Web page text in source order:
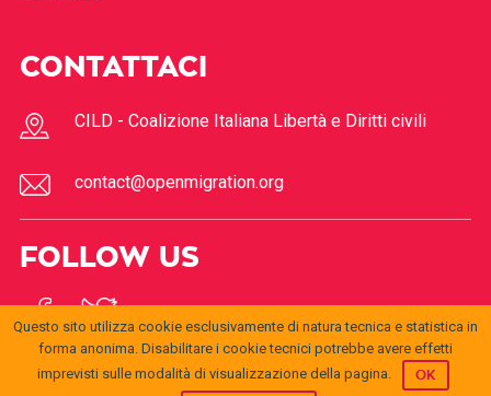
CONTATTACI
CILD - Coalizione Italiana Libertà e Diritti civili
contact@openmigration.org
FOLLOW US
Questo sito utilizza cookie esclusivamente di natura tecnica e statistica in
forma anonima. Disabilitare i cookie tecnici potrebbe avere effetti
imprevisti sulle modalità di visualizzazione della pagina.
OK